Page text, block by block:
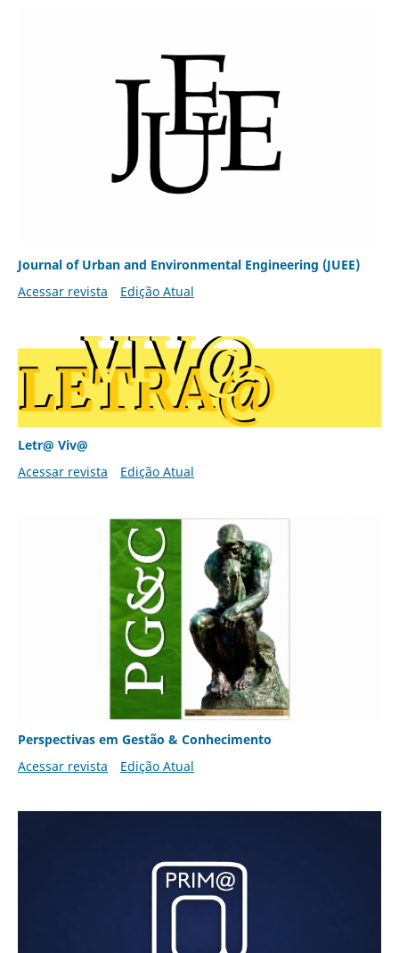
Journal of Urban and Environmental Engineering (JUEE)
Acessar revista
Edição Atual
Letr@ Viv@
Acessar revista
Edição Atual
Perspectivas em Gestão & Conhecimento
Acessar revista
Edição Atual